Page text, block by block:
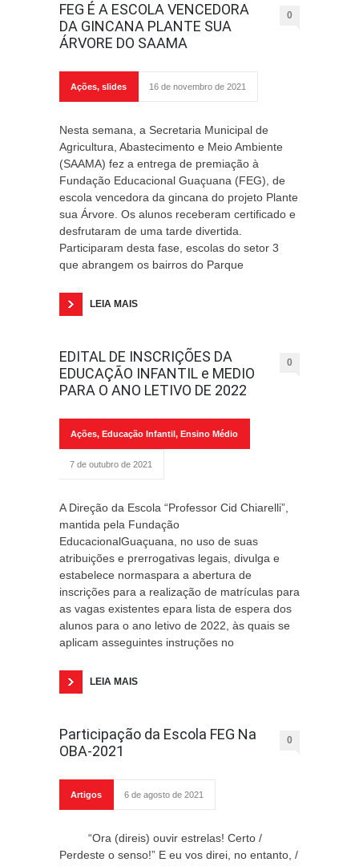
FEG É A ESCOLA VENCEDORA
DA GINCANA PLANTE SUA
ÁRVORE DO SAAMA
0
Ações, slides 16 de novembro de 2021
Nesta semana, a Secretaria Municipal de
Agricultura, Abastecimento e Meio Ambiente
(SAAMA) fez a entrega de premiação à
Fundação Educacional Guaçuana (FEG), de
escola vencedora da gincana do projeto Plante
sua Árvore. Os alunos receberam certificado e
desfrutaram de uma tarde divertida.
Participaram desta fase, escolas do setor 3
que abrangem os bairros do Parque
LEIA MAIS
EDITAL DE INSCRIÇÕES DA
EDUCAÇÃO INFANTIL e MEDIO
PARA O ANO LETIVO DE 2022
0
Ações, Educação Infantil, Ensino Médio
7 de outubro de 2021
A Direção da Escola “Professor Cid Chiarelli”,
mantida pela Fundação
EducacionalGuaçuana, no uso de suas
atribuições e prerrogativas legais, divulga e
estabelece normaspara a abertura de
inscrições para a realização de matrículas para
as vagas existentes epara lista de espera dos
alunos para o ano letivo de 2022, às quais se
aplicam asseguintes instruções no
LEIA MAIS
Participação da Escola FEG Na
OBA-2021
0
Artigos 6 de agosto de 2021
“Ora (direis) ouvir estrelas! Certo /
Perdeste o senso!” E eu vos direi, no entanto, /